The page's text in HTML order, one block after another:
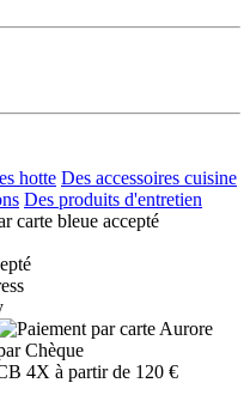
hotte Des accessoires cuisine
Des produits d'entretien
4X à partir de 120 €